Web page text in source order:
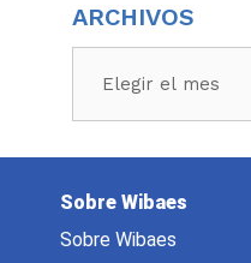
ARCHIVOS
Sobre Wibaes
Sobre Wibaes